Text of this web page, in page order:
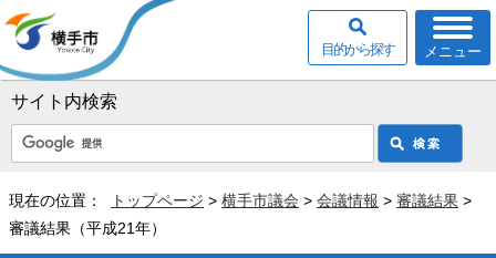
サイト内検索
メニュー
目的から探す
現在の位置： トップページ > 横手市議会 > 会議情報 > 審議結果 >
審議結果（平成21年）